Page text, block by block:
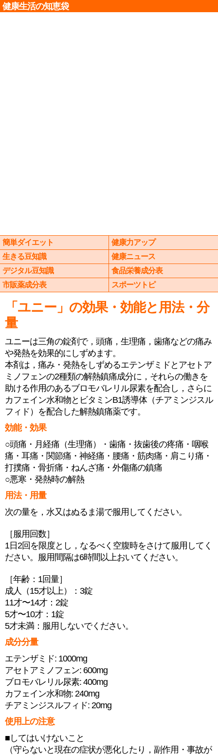
健康生活の知恵袋
簡単ダイエット
健康力アップ
生きる豆知識
健康ニュース
デジタル豆知識
食品栄養成分表
市販薬成分表
スポーツトピ
「ユニー」の効果・効能と用法・分
量
ユニーは三角の錠剤で，頭痛，生理痛，歯痛などの痛み
や発熱を効果的にしずめます。
本剤は，痛み・発熱をしずめるエテンザミドとアセトア
ミノフェンの2種類の解熱鎮痛成分に，それらの働きを
助ける作用のあるブロモバレリル尿素を配合し，さらに
カフェイン水和物とビタミンB1誘導体（チアミンジスル
フィド）を配合した解熱鎮痛薬です。
効能・効果
○頭痛・月経痛（生理痛）・歯痛・抜歯後の疼痛・咽喉
痛・耳痛・関節痛・神経痛・腰痛・筋肉痛・肩こり痛・
打撲痛・骨折痛・ねんざ痛・外傷痛の鎮痛
○悪寒・発熱時の解熱
用法・用量
次の量を，水又はぬるま湯で服用してください。
［服用回数］
1日2回を限度とし，なるべく空腹時をさけて服用してく
ださい。服用間隔は6時間以上おいてください。
［年齢：1回量］
成人（15才以上）：3錠
11才〜14才：2錠
5才〜10才：1錠
5才未満：服用しないでください。
成分分量
エテンザミド: 1000mg
アセトアミノフェン: 600mg
ブロモバレリル尿素: 400mg
カフェイン水和物: 240mg
チアミンジスルフィド: 20mg
使用上の注意
■してはいけないこと
（守らないと現在の症状が悪化したり，副作用・事故が